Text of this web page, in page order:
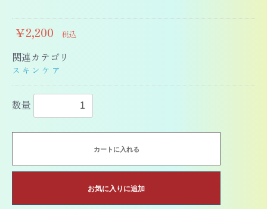
￥2,200 税込
関連カテゴリ
スキンケア
数量
カートに入れる
お気に入りに追加